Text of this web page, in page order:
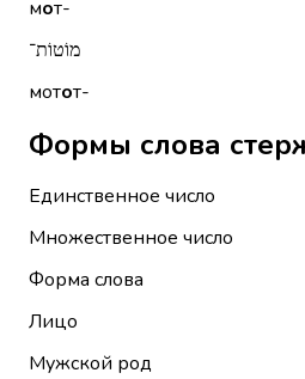
мот-
מוֹטוֹת־
мотот-
Единственное число
Множественное число
Форма слова
Лицо
Мужской род